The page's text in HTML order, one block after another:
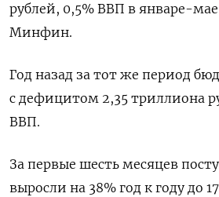
рублей, 0,5% ВВП в январе-
Минфин.
Год назад за тот же период
с дефицитом 2,35 триллиона
ВВП.
За первые шесть месяцев
выросли на 38% год к году до